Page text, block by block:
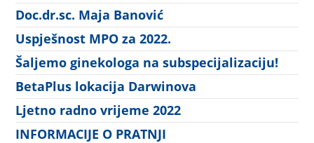
Doc.dr.sc. Maja Banović
Uspješnost MPO za 2022.
Šaljemo ginekologa na subspecijalizaciju!
BetaPlus lokacija Darwinova
Ljetno radno vrijeme 2022
INFORMACIJE O PRATNJI